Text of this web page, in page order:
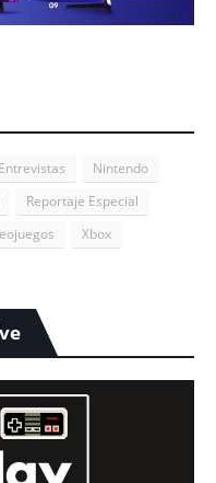
Entrevistas
Nintendo
Reportaje Especial
Xbox